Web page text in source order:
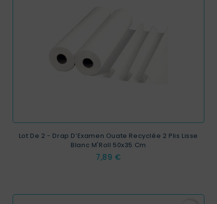
Lot De 2 - Drap D’Examen Ouate Recyclée 2 Plis Lisse
Blanc M'Roll 50x35 Cm
Prix
7,89 €